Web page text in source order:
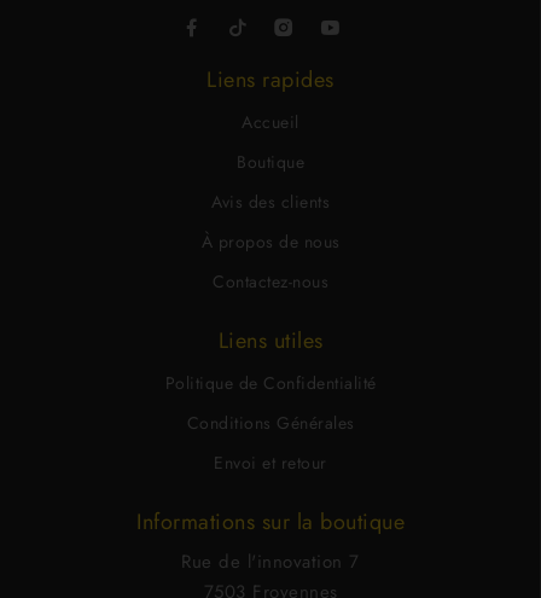
Liens rapides
Accueil
Boutique
Avis des clients
À propos de nous
Contactez-nous
Liens utiles
Politique de Confidentialité
Conditions Générales
Envoi et retour
Informations sur la boutique
Rue de l'innovation 7
7503 Froyennes